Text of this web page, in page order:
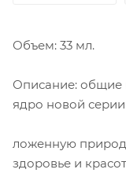
Объем: 33 мл.
Описание: общие
ядро новой
ложенную
здоровье и